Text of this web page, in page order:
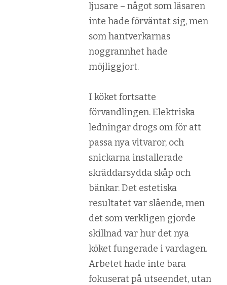
ljusare – något som läsaren
inte hade förväntat sig, men
som hantverkarnas
noggrannhet hade
möjliggjort.
I köket fortsatte
förvandlingen. Elektriska
ledningar drogs om för att
passa nya vitvaror, och
snickarna installerade
skräddarsydda skåp och
bänkar. Det estetiska
resultatet var slående, men
det som verkligen gjorde
skillnad var hur det nya
köket fungerade i vardagen.
Arbetet hade inte bara
fokuserat på utseendet, utan